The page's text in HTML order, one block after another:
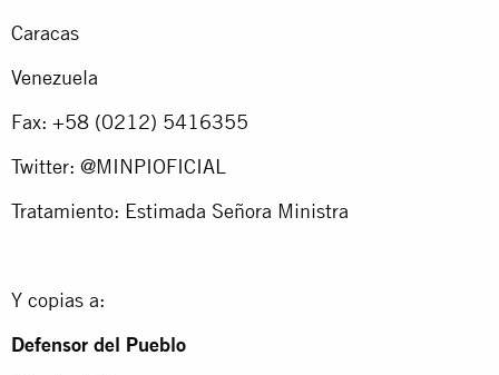
Caracas
Venezuela
Fax: +58 (0212) 5416355
Twitter: @MINPIOFICIAL
Tratamiento: Estimada Señora Ministra
Y copias a:
Defensor del Pueblo